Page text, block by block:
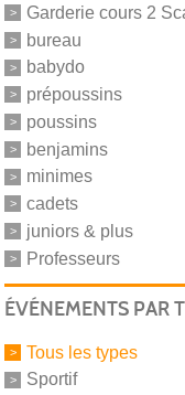
Garderie cours 2
bureau
babydo
prépoussins
poussins
benjamins
minimes
cadets
juniors & plus
Professeurs
ÉVÉNEMENTS PAR
Tous les types
Sportif